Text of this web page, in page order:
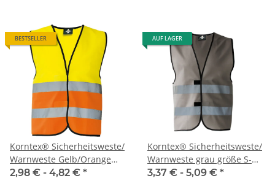
BESTSELLER
Korntex® Sicherheitsweste/
Warnweste Gelb/Orange
größe S-5XL
2,98 € - 4,82 € *
AUF LAGER
Korntex® Sicherheitsweste/
Warnweste grau größe S-
5XL
3,37 € - 5,09 € *